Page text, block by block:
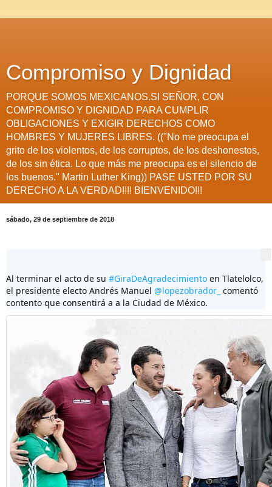
Compromiso y Dignidad
PORQUE SOMOS MEXICANOS.SI SEÑOR, CON
COMPROMISO Y DIGNIDAD PARA CUMPLIR
OBLIGACIONES Y EXIGIR DERECHOS COMO
HOMBRES Y MUJERES LIBRES. (("No me preocupa el
grito de los violentos, de los corruptos, de los deshonestos,
de los sin ética. Lo que más me preocupa es el silencio de
los buenos." Martin Luther King)) PASE USTED POR SU
DERECHO A LA VERDAD!!!! BIENVENIDO!!!
sábado, 29 de septiembre de 2018
Al terminar el acto de su #GiraDeAgradecimiento en Tlatelolco,
el presidente electo Andrés Manuel @lopezobrador_ comentó
contento que consentirá a a la Ciudad de México.